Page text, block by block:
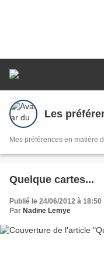
Les
Mes préférences en matière
Quelque cartes...
Publié le 24/06/2012 à 18:50
Par Nadine Lemye